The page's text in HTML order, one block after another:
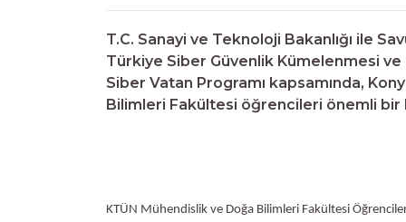
T.C. Sanayi ve Teknoloji Bakanlığı ile
Türkiye Siber Güvenlik Kümelenmesi
Siber Vatan Programı kapsamında,
Bilimleri Fakültesi öğrencileri önemli bir
KTÜN Mühendislik ve Doğa Bilimleri Fakültesi